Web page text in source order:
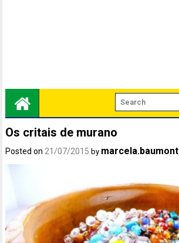
Os critais de murano
Posted on21/07/2015 by marcela.baumont